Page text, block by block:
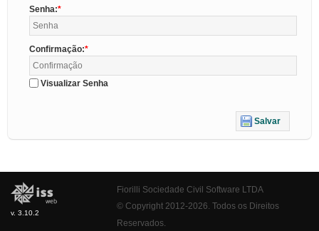
Senha:
Confirmação:
Visualizar Senha
Salvar
v. 3.10.2
Fiorilli Sociedade Civil Software LTDA
© Copyright 2012-2026. Todos os Direitos
Reservados.